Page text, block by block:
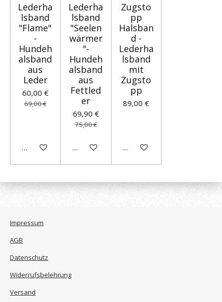
Lederha
lsband
"Flame"
-
Hundeh
alsband
aus
Leder
60,00 €
69,00 €
In den Warenkorb
Lederha
lsband
"Seelen
wärmer
"-
Hundeh
alsband
aus
Fettled
er
69,90 €
75,00 €
In den Warenkorb
Zugsto
pp
Halsban
d -
Lederha
lsband
mit
Zugsto
pp
89,00 €
In den Warenkorb
Impressum
AGB
Datenschutz
Widerrufsbelehrung
Versand